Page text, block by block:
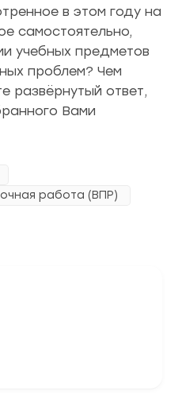
в этом году на
самостоятельно,
учебных предметов
проблем? Чем
развёрнутый ответ,
Вами
работа (ВПР)